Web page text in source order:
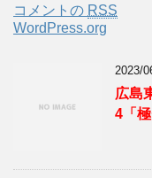
コメントの RSS
WordPress.org
2023/
広島
4「極